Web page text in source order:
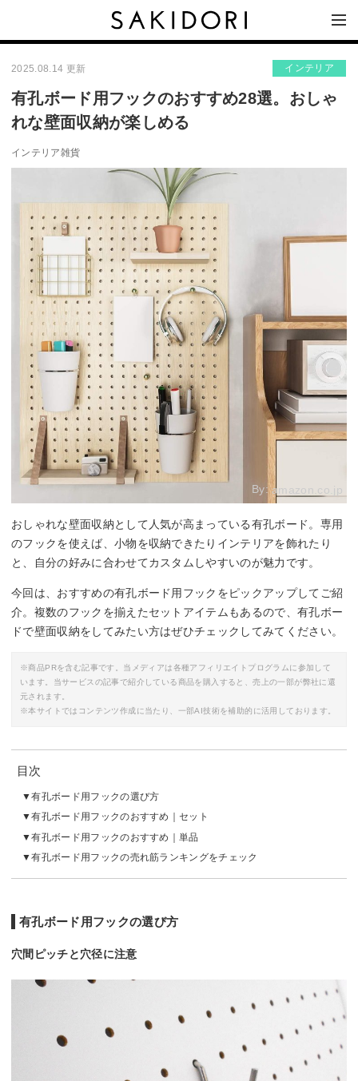
2025.08.14 更新 インテリア
有孔ボード用フックのおすすめ28選。おしゃ
れな壁面収納が楽しめる
インテリア雑貨
By:amazon.co.jp
おしゃれな壁面収納として人気が高まっている有孔ボード。専用
のフックを使えば、小物を収納できたりインテリアを飾れたり
と、自分の好みに合わせてカスタムしやすいのが魅力です。
今回は、おすすめの有孔ボード用フックをピックアップしてご紹
介。複数のフックを揃えたセットアイテムもあるので、有孔ボー
ドで壁面収納をしてみたい方はぜひチェックしてみてください。
※商品PRを含む記事です。当メディアは各種アフィリエイトプログラムに参加して
います。当サービスの記事で紹介している商品を購入すると、売上の一部が弊社に還
元されます。
※本サイトではコンテンツ作成に当たり、一部AI技術を補助的に活用しております。
目次
有孔ボード用フックの選び方
有孔ボード用フックのおすすめ｜セット
有孔ボード用フックのおすすめ｜単品
有孔ボード用フックの売れ筋ランキングをチェック
有孔ボード用フックの選び方
穴間ピッチと穴径に注意